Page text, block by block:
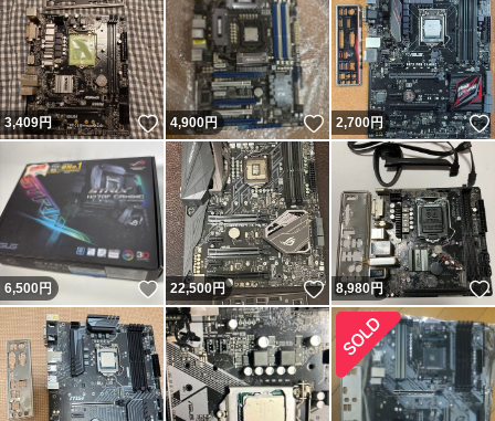
3,409円 いいね！
4,900円 いいね！
2,700円
6,500円 いいね！
22,500円 いいね！
8,980円